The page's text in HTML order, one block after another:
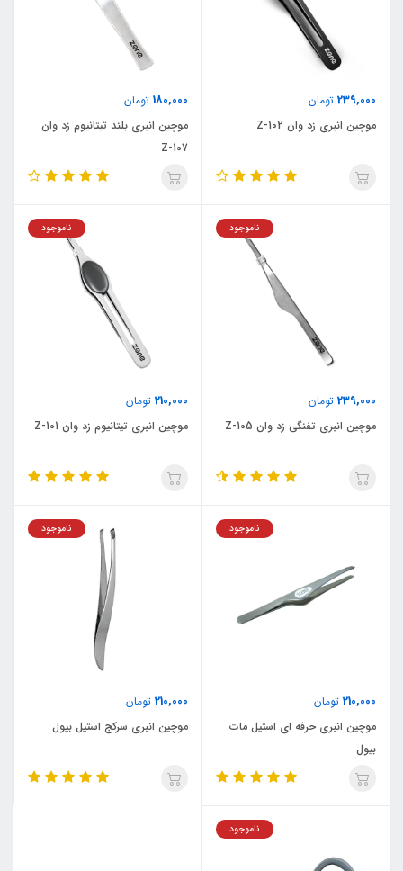
239,000 تومان
موچین انبری زد وان Z-102
180,000 تومان
موچین انبری بلند تیتانیوم زد وان
Z-107
239,000 تومان
ناموجود
موچین انبری تفنگی زد وان Z-105
210,000 تومان
ناموجود
موچین انبری تیتانیوم زد وان Z-101
210,000 تومان
ناموجود
موچین انبری حرفه ای استیل مات
بیول
210,000 تومان
ناموجود
موچین انبری سرکج استیل بیول
ناموجود